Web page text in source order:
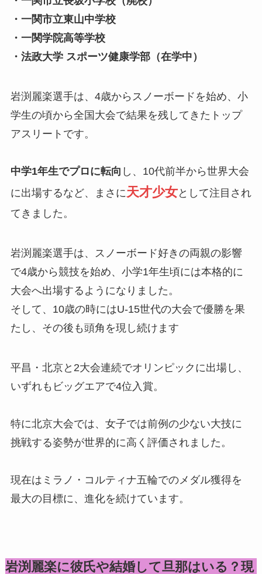
・一関市立東山中学校
・一関学院高等学校
・法政大学 スポーツ健康学部（在学中）
岩渕麗楽選手は、4歳からスノーボードを始め、小
学生の頃から全国大会で結果を残してきたトップ
アスリートです。
中学1年生でプロに転向 し、10代前半から世界大会
に出場するなど、まさに天才少女として注目され
てきました。
岩渕麗楽選手は、スノーボード好きの両親の影響
で4歳から競技を始め、小学1年生頃には本格的に
大会へ出場するようになりました。
そして、10歳の時にはU-15世代の大会で優勝を果
たし、その後も頭角を現し続けます
平昌・北京と2大会連続でオリンピックに出場し、
いずれもビッグエアで4位入賞。
特に北京大会では、女子では前例の少ない大技に
挑戦する姿勢が世界的に高く評価されました。
現在はミラノ・コルティナ五輪でのメダル獲得を
最大の目標に、進化を続けています。
岩渕麗楽に彼氏や結婚して旦那はいる？現